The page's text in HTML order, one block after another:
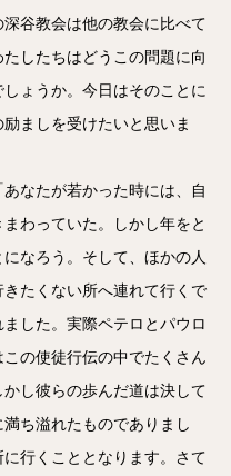
谷教会は他の教会に比べて
したちはどうこの問題に向
ょうか。今日はそのことに
ましを受けたいと思いま
なたが若かった時には、自
わっていた。しかし年をと
なろう。そして、ほかの人
たくない所へ連れて行くで
した。実際ペテロとパウロ
の使徒行伝の中でたくさん
し彼らの歩んだ道は決して
ち溢れたものでありまし
行くこととなります。さて